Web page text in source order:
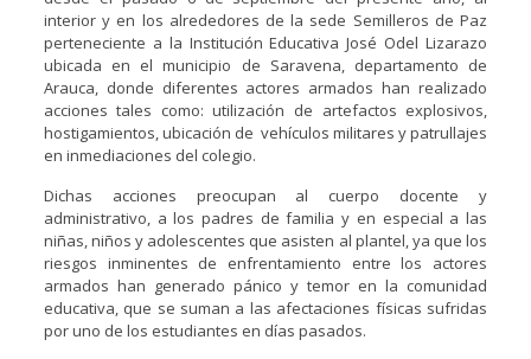
interior y en los alrededores de la sede Semilleros de Paz
perteneciente a la Institución Educativa José Odel Lizarazo
ubicada en el municipio de Saravena, departamento de
Arauca, donde diferentes actores armados han realizado
acciones tales como: utilización de artefactos explosivos,
hostigamientos, ubicación de vehículos militares y patrullajes
en inmediaciones del colegio.
Dichas acciones preocupan al cuerpo docente y
administrativo, a los padres de familia y en especial a las
niñas, niños y adolescentes que asisten al plantel, ya que los
riesgos inminentes de enfrentamiento entre los actores
armados han generado pánico y temor en la comunidad
educativa, que se suman a las afectaciones físicas sufridas
por uno de los estudiantes en días pasados.